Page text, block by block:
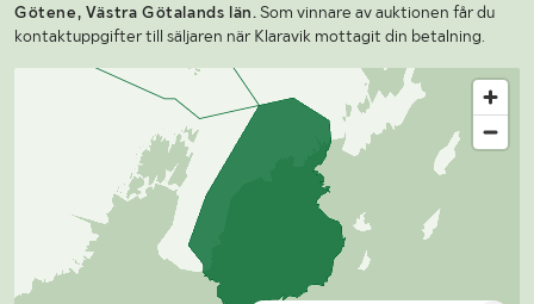
Götene, Västra Götalands län. Som vinnare av auktionen får du
kontaktuppgifter till säljaren när Klaravik mottagit din betalning.